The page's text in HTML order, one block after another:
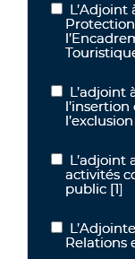
L’Adjoint à la
L’Adjoint
L’adjoint à la
L’adjoint
l’exclusion
L’adjoint au
L’adjoint
activités
public [1]
L’Adjointe à la
Relations